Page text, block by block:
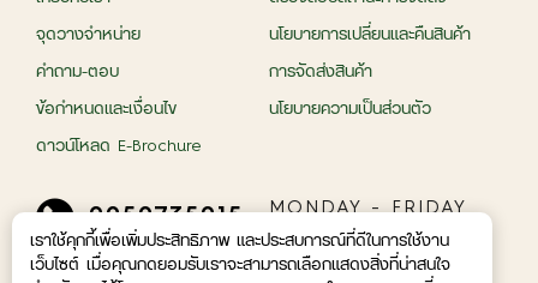
จุดวางจำหน่าย
คำถาม-ตอบ
ข้อกำหนดและเงื่อนไข
ดาวน์โหลด E-Brochure
นโยบายการเปลี่ยนและคืนสินค้า
การจัดส่งสินค้า
นโยบายความเป็นส่วนตัว
0959735015
MONDAY - FRIDAY
09.00 A.M - 05.00
P.M.
เราใช้คุกกี้เพื่อเพิ่มประสิทธิภาพ และประสบการณ์ที่ดีในการใช้งาน
เว็บไซต์ เมื่อคุณกดยอมรับเราจะสามารถเลือกแสดงสิ่งที่น่าสนใจ